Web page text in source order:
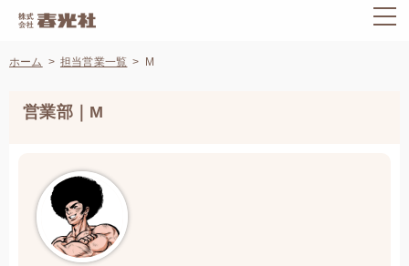
ホーム 担当営業一覧 M
営業部｜M